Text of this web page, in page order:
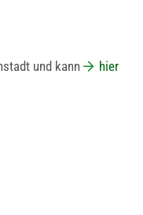
und kann
hier